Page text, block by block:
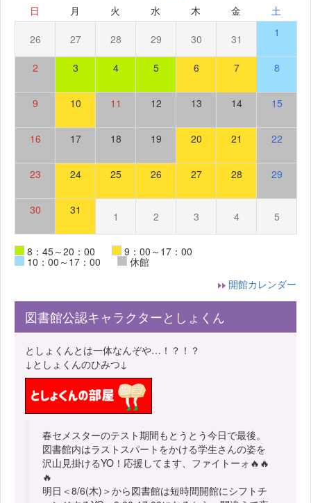
日 月 火 水 木 金 土
26 27 28 29 30 31 1
2 3 4 5 6 7 8
9 10 11 12 13 14 15
16 17 18 19 20 21 22
23 24 25 26 27 28 29
30 31 1 2 3 4 5
8：45～20：00 9：00～17：00
10：00～17：00
休館
開館カレンダー
図書館公認キャラクターとしょくん
としょくんとは一体なんぞや…！？！？
↓としょくんのひみつ↓
春セメスターのテスト期間もとうとう今日で最後。
図書館内はラストスパートをかける学生さんの姿を
沢山見掛けるYO！応援してます、ファイトーォ🔥🔥
🔥
明日＜8/6(木)＞から図書館は短時間開館にシフトチ